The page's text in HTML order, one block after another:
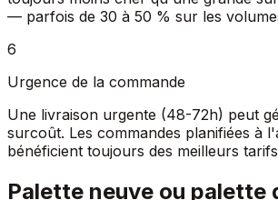
— parfois de 30 à 50 % sur les
6
Urgence de la commande
Une livraison urgente (48-72h) peut
surcoût. Les commandes planifiées à
bénéficient toujours des meilleurs
Palette neuve ou palette